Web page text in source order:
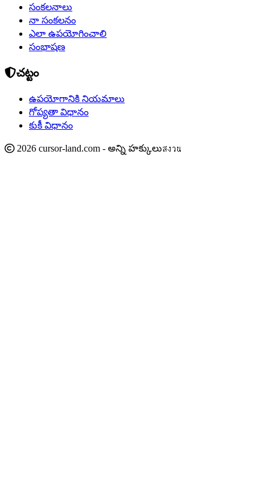
సంకలనాలు
నా సంకలనం
ఎలా ఉపయోగించాలి
సంభాషణ
చట్టం
ఉపయోగానికి నియమాలు
గోప్యతా విధానం
కుకీ విధానం
2026 cursor-land.com - అన్ని హక్కులుสงวน